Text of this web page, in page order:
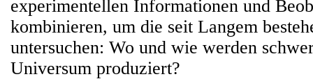
experimentellen Informationen und
kombinieren, um die seit Langem
untersuchen: Wo und wie werden
Universum produziert?